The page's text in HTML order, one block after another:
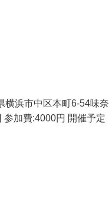
横浜市中区本町6-54味奈
参加費:4000円 開催予定